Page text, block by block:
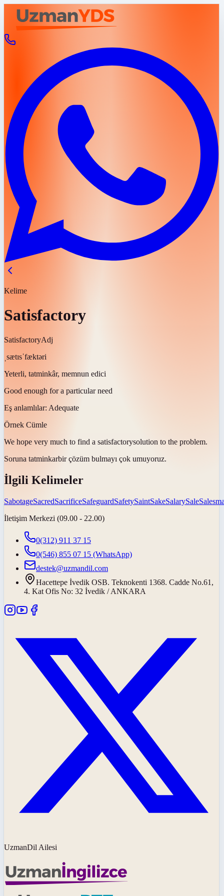
Kelime
Satisfactory
SatisfactoryAdj
ˌsætɪsˈfæktəri
Yeterli, tatminkâr, memnun edici
Good enough for a particular need
Eş anlamlılar: Adequate
Örnek Cümle
We hope very much to find a satisfactorysolution to the problem.
Soruna tatminkarbir çözüm bulmayı çok umuyoruz.
İlgili Kelimeler
SabotageSacredSacrificeSafeguardSafetySaintSakeSalarySale
İletişim Merkezi (09.00 - 22.00)
0(312) 911 37 15
0(546) 855 07 15 (WhatsApp)
destek@uzmandil.com
Hacettepe İvedik OSB. Teknokenti 1368. Cadde No.61,
4. Kat Ofis No: 32 İvedik / ANKARA
UzmanDil Ailesi